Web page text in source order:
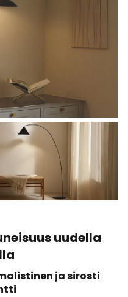
uudella
ja sirosti